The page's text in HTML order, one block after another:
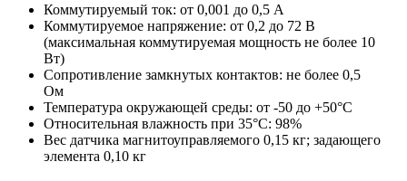
Коммутируемый ток: от 0,001 до 0,5 А
Коммутируемое напряжение: от 0,2 до 72 В
(максимальная коммутируемая мощность не более 10
Вт)
Сопротивление замкнутых контактов: не более 0,5
Ом
Температура окружающей среды: от -50 до +50°C
Относительная влажность при 35°C: 98%
Вес датчика магнитоуправляемого 0,15 кг; задающего
элемента 0,10 кг